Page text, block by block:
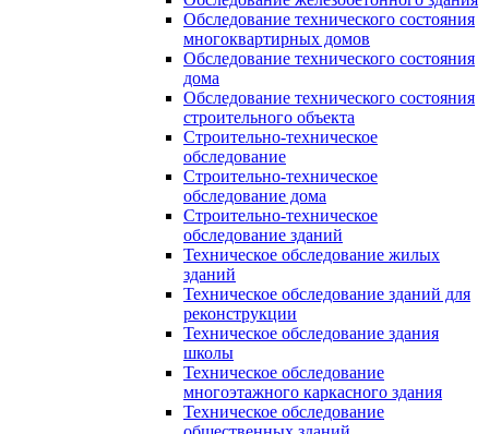
Обследование технического состояния
многоквартирных домов
Обследование технического состояния
дома
Обследование технического состояния
строительного объекта
Строительно-техническое
обследование
Строительно-техническое
обследование дома
Строительно-техническое
обследование зданий
Техническое обследование жилых
зданий
Техническое обследование зданий для
реконструкции
Техническое обследование здания
школы
Техническое обследование
многоэтажного каркасного здания
Техническое обследование